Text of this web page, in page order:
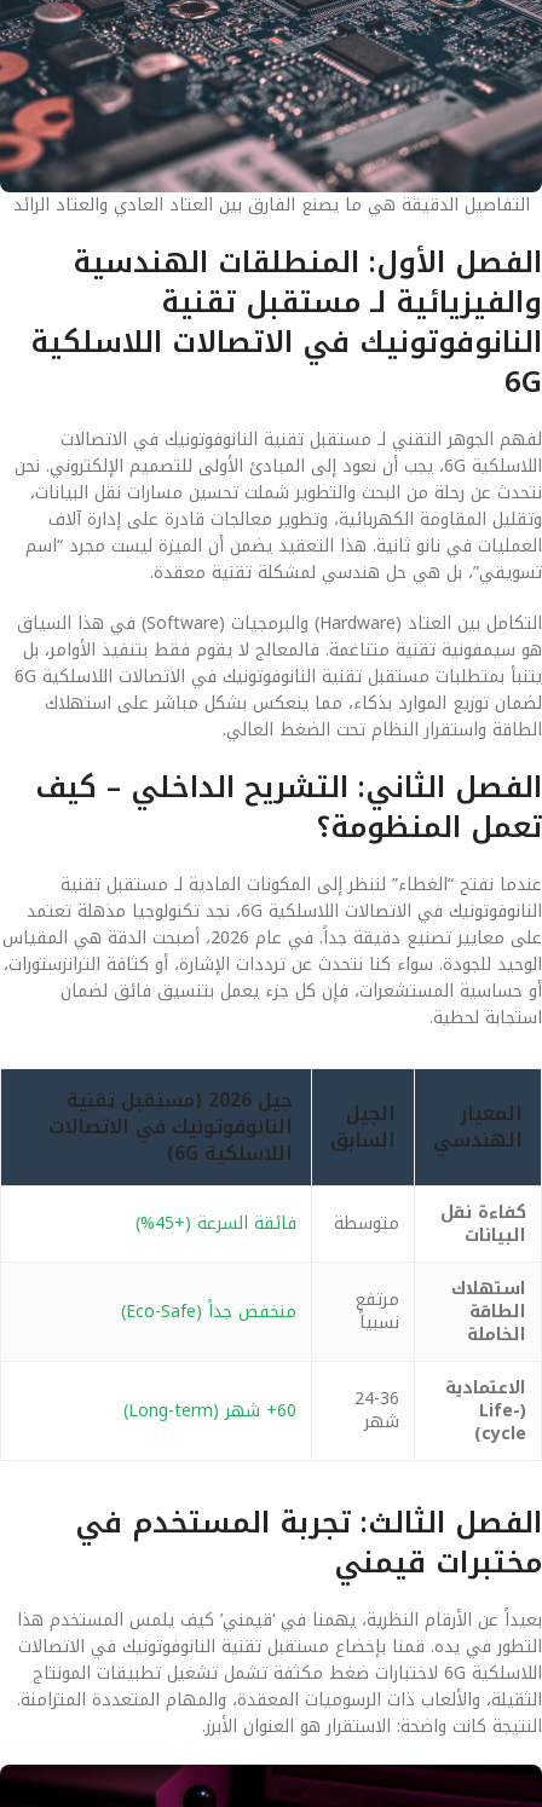
التفاصيل الدقيقة هي ما يصنع الفارق بين العتاد العادي والعتاد الرائد
الفصل الأول: المنطلقات الهندسية
والفيزيائية لـ مستقبل تقنية
النانوفوتونيك في الاتصالات اللاسلكية
6G
لفهم الجوهر التقني لـ مستقبل تقنية النانوفوتونيك في الاتصالات
اللاسلكية 6G، يجب أن نعود إلى المبادئ الأولى للتصميم الإلكتروني. نحن
نتحدث عن رحلة من البحث والتطوير شملت تحسين مسارات نقل البيانات،
وتقليل المقاومة الكهربائية، وتطوير معالجات قادرة على إدارة آلاف
العمليات في نانو ثانية. هذا التعقيد يضمن أن الميزة ليست مجرد “اسم
تسويقي”، بل هي حل هندسي لمشكلة تقنية معقدة.
التكامل بين العتاد (Hardware) والبرمجيات (Software) في هذا السياق
هو سيمفونية تقنية متناغمة. فالمعالج لا يقوم فقط بتنفيذ الأوامر، بل
يتنبأ بمتطلبات مستقبل تقنية النانوفوتونيك في الاتصالات اللاسلكية 6G
لضمان توزيع الموارد بذكاء، مما ينعكس بشكل مباشر على استهلاك
الطاقة واستقرار النظام تحت الضغط العالي.
الفصل الثاني: التشريح الداخلي – كيف
تعمل المنظومة؟
عندما نفتح “الغطاء” لننظر إلى المكونات المادية لـ مستقبل تقنية
النانوفوتونيك في الاتصالات اللاسلكية 6G، نجد تكنولوجيا مذهلة تعتمد
على معايير تصنيع دقيقة جداً. في عام 2026، أصبحت الدقة هي المقياس
الوحيد للجودة. سواء كنا نتحدث عن ترددات الإشارة، أو كثافة الترانزستورات،
أو حساسية المستشعرات، فإن كل جزء يعمل بتنسيق فائق لضمان
استجابة لحظية.
المعيار
الهندسي
الجيل
السابق
جيل 2026 (مستقبل تقنية
النانوفوتونيك في الاتصالات
اللاسلكية 6G)
كفاءة نقل
البيانات متوسطة
فائقة السرعة (+45%)
استهلاك
الطاقة
الخاملة
مرتفع
نسبياً منخفض جداً (Eco-Safe)
الاعتمادية
(Life-
cycle)
24-36
شهر 60+ شهر (Long-term)
الفصل الثالث: تجربة المستخدم في
مختبرات قيمني
بعيداً عن الأرقام النظرية، يهمنا في ‘قيمني’ كيف يلمس المستخدم هذا
التطور في يده. قمنا بإخضاع مستقبل تقنية النانوفوتونيك في الاتصالات
اللاسلكية 6G لاختبارات ضغط مكثفة تشمل تشغيل تطبيقات المونتاج
الثقيلة، والألعاب ذات الرسوميات المعقدة، والمهام المتعددة المتزامنة.
النتيجة كانت واضحة: الاستقرار هو العنوان الأبرز.